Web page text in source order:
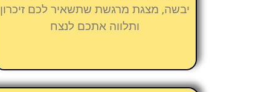
יבשה, מצגת מרגשת שתשאיר לכם זיכרון
ותלווה אתכם לנצח